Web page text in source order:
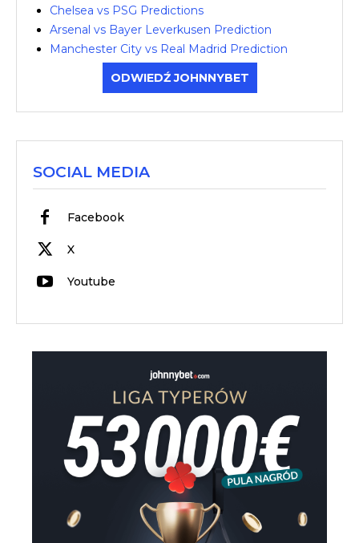
Chelsea vs PSG Predictions
Arsenal vs Bayer Leverkusen Prediction
Manchester City vs Real Madrid Prediction
ODWIEDŹ JOHNNYBET
SOCIAL MEDIA
Facebook
X
Youtube